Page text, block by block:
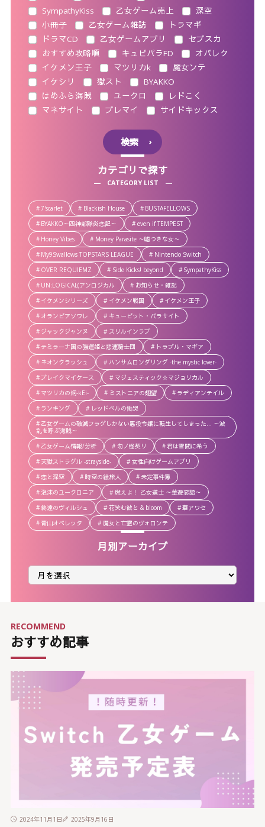
SympathyKiss
乙女ゲーム売上
深空
小冊子
乙女ゲーム雑誌
トラマギ
ドラマCD
乙女ゲームアプリ
セブスカ
おすすめ攻略順
キュピパラFD
オバレク
イケメン王子
マツリカk
魔女ンテ
イケシリ
獄スト
BYAKKO
はめふら海賊
ユークロ
レドこく
マネサイト
ブレマイ サイドキックス
検索
カテゴリで探す
CATEGORY LIST
7'scarlet Blackish House
BUSTAFELLOWS
BYAKKO～四神部隊炎恋記～
even if TEMPEST
Honey Vibes
Money Parasite ～嘘つきな女～
My9Swallows TOPSTARS LEAGUE
Nintendo Switch
OVER REQUIEMZ
Side Kicks! beyond
SympathyKiss
UN:LOGICAL(アンロジカル
お知らせ・雑記
イケメンシリーズ
イケメン戦国
イケメン王子
オランピアソワレ
キューピット・パラサイト
ジャックジャンヌ
スリルインラブ
テミラーナ国の強運姫と悲運騎士団
トラブル・マギア
ネオンクラッシュ
ハンサムロンダリング -the mystic lover-
ブレイクマイケース
マジェスティック☆マジョリカル
マツリカの炯-kEi-
ミストニアの翅望
ラディアンテイル
ランキング
レッドベルの慟哭
乙女ゲームの破滅フラグしかない悪役令嬢に転生してしまった… ～波
乱を呼ぶ海賊～
乙女ゲーム情報/分析
勿ノ怪契リ
君は雪間に希う
天獄ストラグル -strayside-
女性向けゲームアプリ
恋と深空
時空の絵旅人
未定事件簿
泡沫のユークロニア
燃えよ！ 乙女道士 ～華遊恋語～
終遠のヴィルシュ
花笑む彼と & bloom
華アワセ
青山オペレッタ
魔女と亡霊のヴォロンテ
月別アーカイブ
月
ア
カ
おすすめ記事
RECOMMEND
2024年11月1日 2025年9月16日